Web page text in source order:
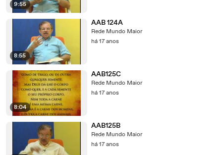
9:55
8:55
AAB 124A
Rede Mundo Maior
há 17 anos
8:04
AAB125C
Rede Mundo Maior
há 17 anos
AAB125B
Rede Mundo Maior
há 17 anos